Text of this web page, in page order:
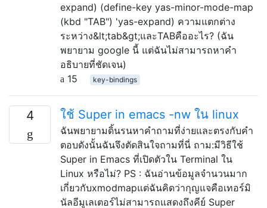
expand) (define-key yas-minor-mode-map
(kbd "TAB") 'yas-expand) ความแตกต่าง
ระหว่าง&lt;tab&gt;และTABคืออะไร? (ฉัน
พยายาม google นี้ แต่ฉันไม่สามารถหาคำ
อธิบายที่ชัดเจน)
15
key-bindings
4 ใช้ Super in emacs -nw ใน linux
ฉันพยายามดิ้นรนหาคำถามที่ง่ายและตรงกับคำ
ตอบดังนั้นฉันจึงตัดสินใจถามที่นี่ ถาม:มีวิธีใช้
Super in Emacs ที่เปิดตัวใน Terminal ใน
Linux หรือไม่? PS : ฉันอ่านข้อมูลจำนวนมาก
เกี่ยวกับxmodmapแต่ฉันคิดว่ากุญแจคือเทอร์มิ
นัลอีมูเลเตอร์ไม่สามารถแสดงถึงคีย์ Super